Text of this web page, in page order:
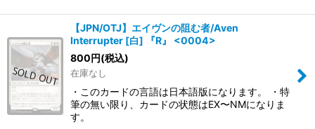
【JPN/OTJ】エイヴンの阻む者/Aven
Interrupter [白] 『R』 <0004>
800円(税込)
在庫なし
・このカードの言語は日本語版になります。 ・特
筆の無い限り、カードの状態はEX〜NMになりま
す。